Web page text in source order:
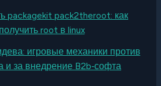
packagekit pack2theroot: как
получить root в linux
игровые механики против
и за внедрение B2b‑софта